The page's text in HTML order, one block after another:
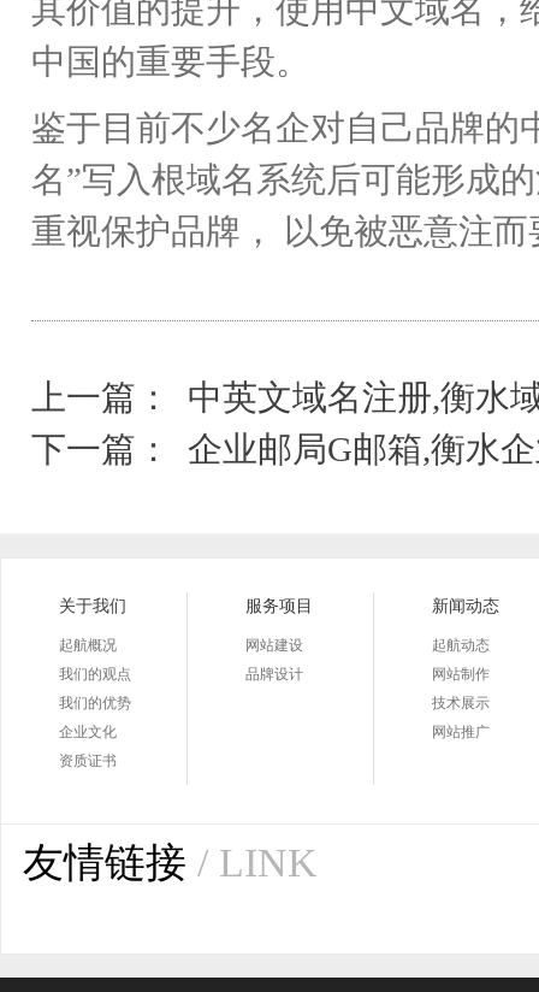
其价值的提升，使用中文域名，
中国的重要手段。
鉴于目前不少名企对自己品牌的
名”写入根域名系统后可能形成
重视保护品牌， 以免被恶意注
上一篇：
中英文域名注册,衡水
下一篇：
企业邮局G邮箱,衡水
关于我们
起航概况
我们的观点
我们的优势
企业文化
资质证书
服务项目
网站建设
品牌设计
新闻动态
起航动态
网站制作
技术展示
网站推广
友情链接 / LINK